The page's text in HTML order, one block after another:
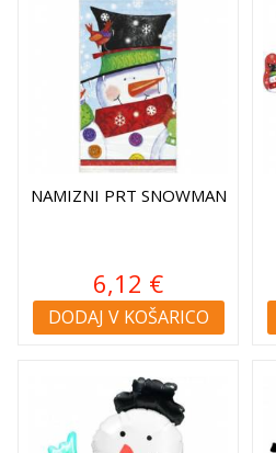
NAMIZNI PRT SNOWMAN
6,12 €
DODAJ V KOŠARICO